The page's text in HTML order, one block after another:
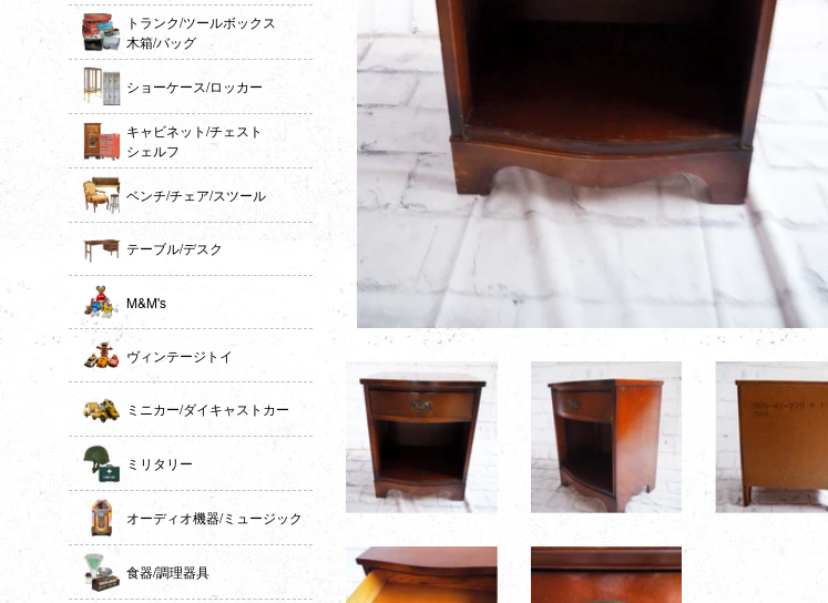
トランク/ツールボックス
木箱/バッグ
ショーケース/ロッカー
キャビネット/チェスト
シェルフ
ベンチ/チェア/スツール
テーブル/デスク
M&M's
ヴィンテージトイ
ミニカー/ダイキャストカー
ミリタリー
オーディオ機器/ミュージック
食器/調理器具